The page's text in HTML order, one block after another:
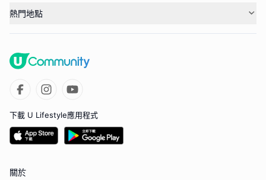
熱門地點
下載 U Lifestyle應用程式
關於